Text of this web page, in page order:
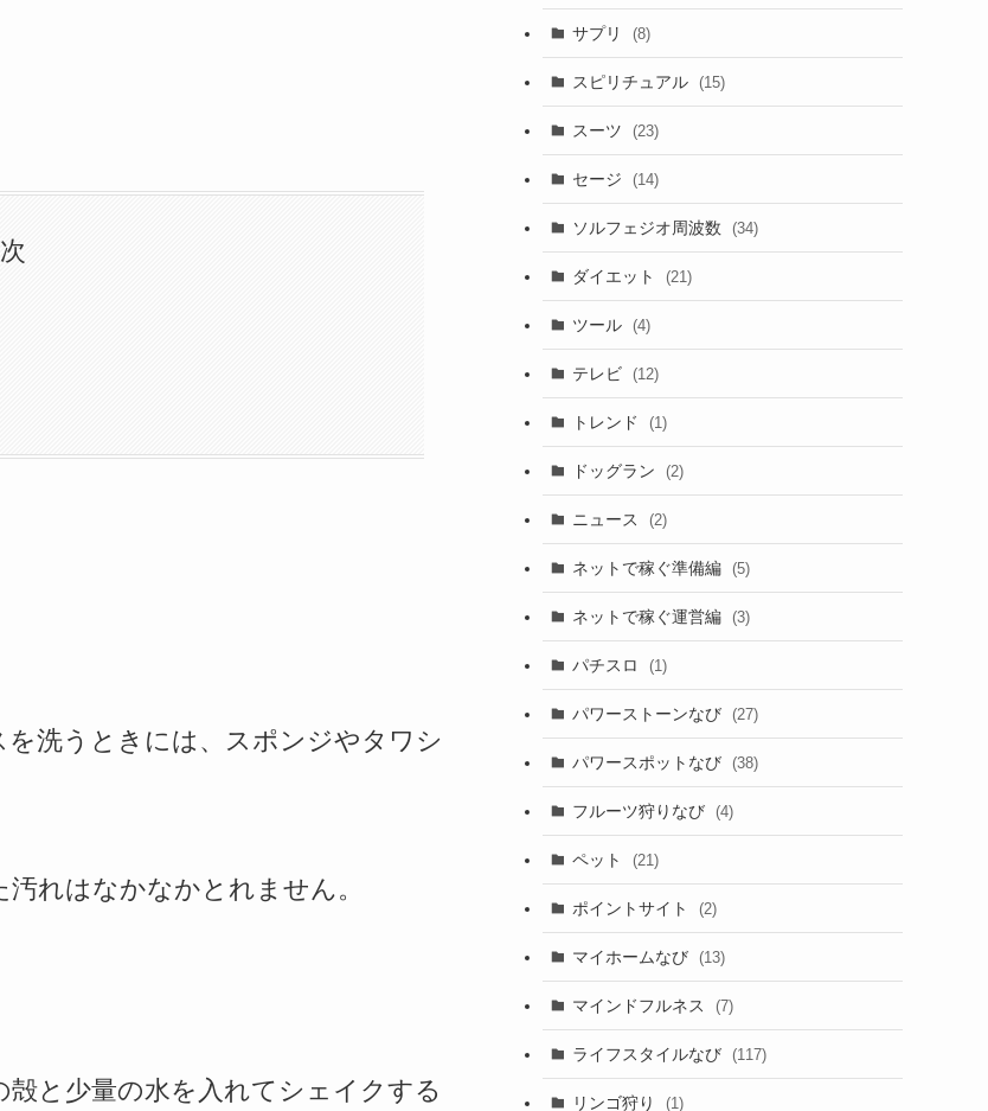
洗うときには、スポンジやタワシ
れはなかなかとれません。
と少量の水を入れてシェイクする
サプリ (8)
スピリチュアル (15)
スーツ (23)
セージ (14)
ソルフェジオ周波数 (34)
ダイエット (21)
ツール (4)
テレビ (12)
トレンド (1)
ドッグラン (2)
ニュース (2)
ネットで稼ぐ準備編 (5)
ネットで稼ぐ運営編 (3)
パチスロ (1)
パワーストーンなび (27)
パワースポットなび (38)
フルーツ狩りなび (4)
ペット (21)
ポイントサイト (2)
マイホームなび (13)
マインドフルネス (7)
ライフスタイルなび (117)
リンゴ狩り (1)